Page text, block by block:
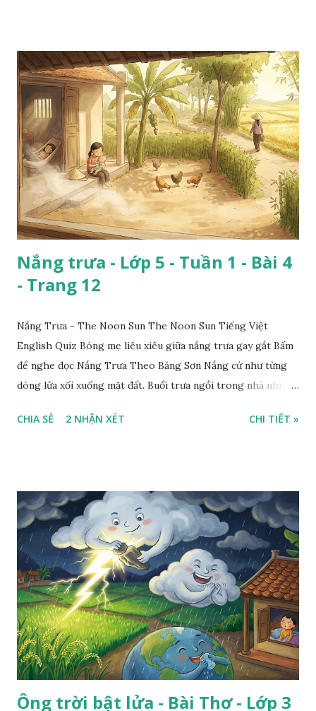
Nắng trưa - Lớp 5 - Tuần 1 - Bài 4
- Trang 12
Nắng Trưa - The Noon Sun The Noon Sun Tiếng Việt
English Quiz Bóng mẹ liêu xiêu giữa nắng trưa gay gắt Bấm
để nghe đọc Nắng Trưa Theo Băng Sơn Nắng cứ như từng
dòng lửa xối xuống mặt đất. Buổi trưa ngồi trong nhà nhìn
CHIA SẺ 2 NHẬN XÉT CHI TIẾT »
Ông trời bật lửa - Bài Thơ - Lớp 3